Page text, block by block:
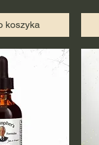
koszyka